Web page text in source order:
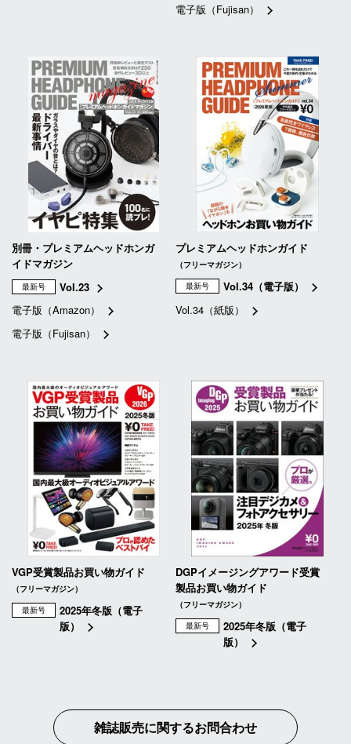
電子版（Fujisan）
別冊・プレミアムヘッドホンガ
イドマガジン
最新号
Vol.23
電子版（Amazon）
電子版（Fujisan）
プレミアムヘッドホンガイド
（フリーマガジン）
最新号
Vol.34（電子版）
Vol.34（紙版）
VGP受賞製品お買い物ガイド
（フリーマガジン）
最新号
2025年冬版（電子
版）
DGPイメージングアワード受賞
製品お買い物ガイド
（フリーマガジン）
最新号
2025年冬版（電子
版）
雑誌販売に関するお問合わせ